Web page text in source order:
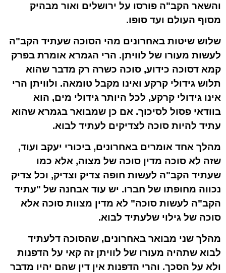
והשאר הקב"ה פורסו על ירושלים ואור מבהיק
מסוף העולם ועד סופו.
שלוש שיטות באחרונים מהי הסוכה שעתיד הקב"ה
לעשות מעורו של לוויתן. הרי הגמרא אומרת בפרק
קמא דסוכה כידוע, סוכה כשרה רק מדבר שהוא
תלוש גידולי קרקע ואינו מקבל טומאה. ולוויתן הרי
אינו גידולי קרקע, לכל היותר גידולי מים, הוא
בוודאי פסול לסיכוך. אם כן שמבואר בגמרא שהוא
עתיד להיות סוכה לצדיקים לעתיד לבוא.
מהלך אחד אומרים באחרונים, ביכורי יעקב ועוד,
שזה לא סוכה מדין סוכה של מצוה, אלא כמו
שעתיד הקב"ה לעשות חופה צדיק וצדיק, וכל צדיק
נכווה מחופתו של חברו. יש עוד אבחנה של "עתיד
הקב"ה לעשות סוכה" לא מדין מצוות סוכה אלא
סוכה של גילוי שלעתיד לבוא.
מהלך שני מבואר באחרונים, שהסוכה דלעתיד
לבוא שתהיה מעורו של לוויתן זה קאי על הדפנות
ולא על הסכך. והרי הדפנות אין דין שהם יהיו מדבר